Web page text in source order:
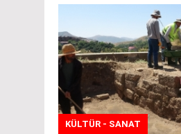
KÜLTÜR - SANAT